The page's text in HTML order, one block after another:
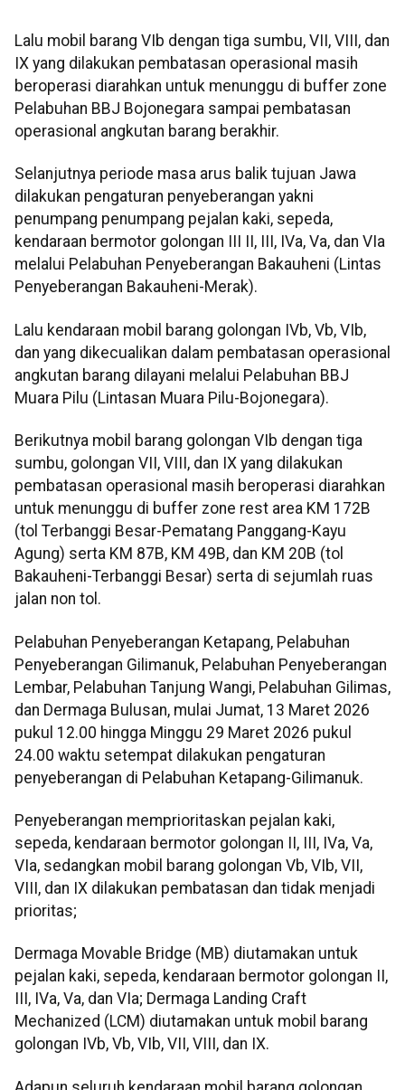
Lalu mobil barang VIb dengan tiga sumbu, VII, VIII, dan
IX yang dilakukan pembatasan operasional masih
beroperasi diarahkan untuk menunggu di buffer zone
Pelabuhan BBJ Bojonegara sampai pembatasan
operasional angkutan barang berakhir.
Selanjutnya periode masa arus balik tujuan Jawa
dilakukan pengaturan penyeberangan yakni
penumpang penumpang pejalan kaki, sepeda,
kendaraan bermotor golongan III II, III, IVa, Va, dan VIa
melalui Pelabuhan Penyeberangan Bakauheni (Lintas
Penyeberangan Bakauheni-Merak).
Lalu kendaraan mobil barang golongan IVb, Vb, VIb,
dan yang dikecualikan dalam pembatasan operasional
angkutan barang dilayani melalui Pelabuhan BBJ
Muara Pilu (Lintasan Muara Pilu-Bojonegara).
Berikutnya mobil barang golongan VIb dengan tiga
sumbu, golongan VII, VIII, dan IX yang dilakukan
pembatasan operasional masih beroperasi diarahkan
untuk menunggu di buffer zone rest area KM 172B
(tol Terbanggi Besar-Pematang Panggang-Kayu
Agung) serta KM 87B, KM 49B, dan KM 20B (tol
Bakauheni-Terbanggi Besar) serta di sejumlah ruas
jalan non tol.
Pelabuhan Penyeberangan Ketapang, Pelabuhan
Penyeberangan Gilimanuk, Pelabuhan Penyeberangan
Lembar, Pelabuhan Tanjung Wangi, Pelabuhan Gilimas,
dan Dermaga Bulusan, mulai Jumat, 13 Maret 2026
pukul 12.00 hingga Minggu 29 Maret 2026 pukul
24.00 waktu setempat dilakukan pengaturan
penyeberangan di Pelabuhan Ketapang-Gilimanuk.
Penyeberangan memprioritaskan pejalan kaki,
sepeda, kendaraan bermotor golongan II, III, IVa, Va,
VIa, sedangkan mobil barang golongan Vb, VIb, VII,
VIII, dan IX dilakukan pembatasan dan tidak menjadi
prioritas;
Dermaga Movable Bridge (MB) diutamakan untuk
pejalan kaki, sepeda, kendaraan bermotor golongan II,
III, IVa, Va, dan VIa; Dermaga Landing Craft
Mechanized (LCM) diutamakan untuk mobil barang
golongan IVb, Vb, VIb, VII, VIII, dan IX.